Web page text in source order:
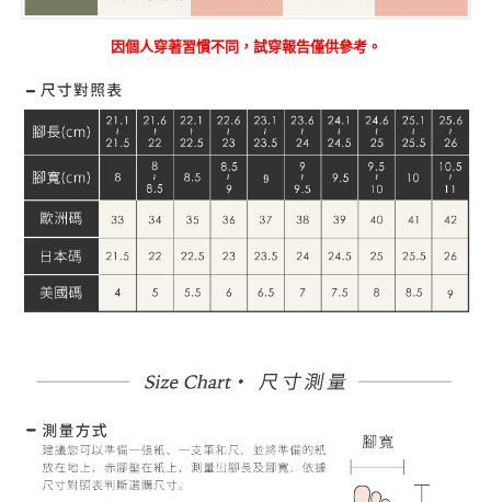
因個人穿著習慣不同，試穿報告僅供參考。